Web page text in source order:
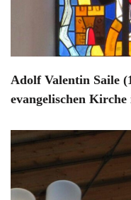
Adolf Valentin Saile
evangelischen